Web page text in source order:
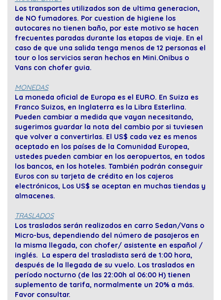
Los transportes utilizados son de ultima generacion,
de NO fumadores. Por cuestion de higiene los
autocares no tienen baño, por este motivo se hacen
frecuentes paradas durante las etapas de viaje. En el
caso de que una salida tenga menos de 12 personas el
tour o los servicios seran hechos en Mini.Onibus o
Vans con chofer guia.
MONEDAS
La moneda oficial de Europa es el EURO. En Suiza es
Franco Suizos, en Inglaterra es la Libra Esterlina.
Pueden cambiar a medida que vayan necesitando,
sugerimos guardar la nota del cambio por si tuviesen
que volver a convertirlas. El US$ cada vez es menos
aceptado en los países de la Comunidad Europea,
ustedes pueden cambiar en los aeropuertos, en todos
los bancos, en los hoteles. También podrán conseguir
Euros con su tarjeta de crédito en los cajeros
electrónicos, Los US$ se aceptan en muchas tiendas y
almacenes.
TRASLADOS
Los traslados serán realizados en carro Sedan/Vans o
Micro-bus, dependiendo del número de pasajeros en
la misma llegada, con chofer/ asistente en español /
inglés. La espera del trasladista será de 1:00 hora,
después de la llegada de su vuelo. Los traslados en
período nocturno (de las 22:00h al 06:00 H) tienen
suplemento de tarifa, normalmente un 20% a más.
Favor consultar.